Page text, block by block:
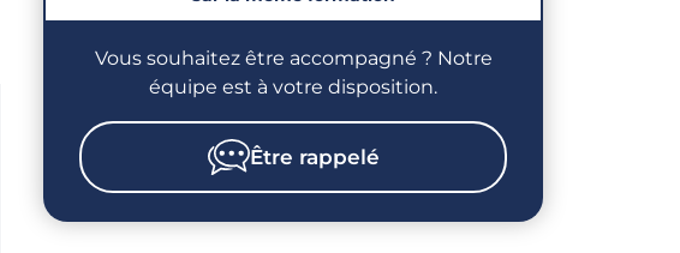
Vous souhaitez être accompagné ? Notre
équipe est à votre disposition.
Être rappelé